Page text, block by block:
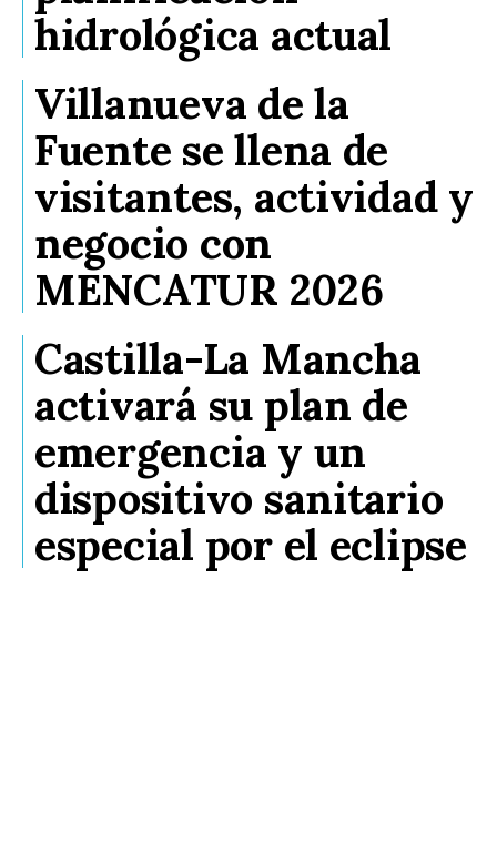
hidrológica actual
Villanueva de la
Fuente se llena de
visitantes, actividad y
negocio con
MENCATUR 2026
Castilla-La Mancha
activará su plan de
emergencia y un
dispositivo sanitario
especial por el eclipse